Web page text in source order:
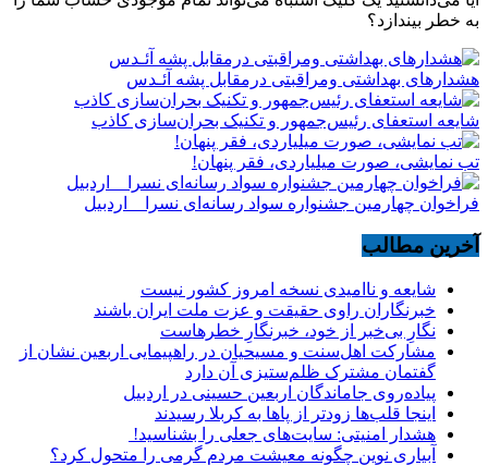
به خطر بیندازد؟
هشدارهاى بهداشتى ومراقبتى درمقابل پشه آئـدس
شایعه استعفای رئیس‌جمهور و تکنیک بحران‌سازی کاذب
تب نمایشی، صورت میلیاردی، فقر پنهان!
فراخوان چهارمین جشنواره سواد رسانه‌ای نسرا _ اردبیل
آخرین مطالب
شایعه و ناامیدی نسخه امروز کشور نیست
خبرنگاران راوی حقیقت و عزت ملت ایران باشند
نگارِ بی‌خبر از خود، خبرنگارِ خطرهاست
مشارکت اهل‌سنت و مسیحیان در راهپیمایی اربعین نشان از
گفتمان مشترک ظلم‌ستیزی آن دارد
پیاده‌روی جاماندگان اربعین حسینی در اردبیل
اینجا قلب‌ها زودتر از پاها به کربلا رسیدند
هشدار امنیتی: سایت‌های جعلی را بشناسید!
آبیاری نوین چگونه معیشت مردم گرمی را متحول کرد؟